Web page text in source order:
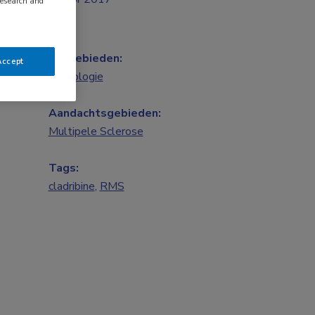
Vakgebieden:
Neurologie
Aandachtsgebieden:
Multipele Sclerose
Tags:
cladribine, RMS